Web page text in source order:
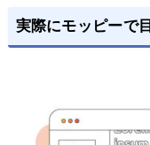
実際にモッピーで